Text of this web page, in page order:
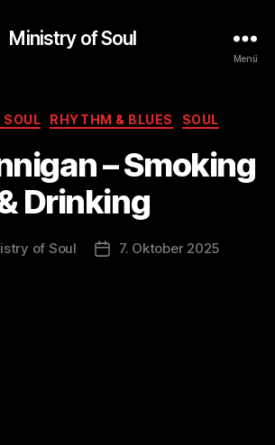
Ministry of Soul
Menü
Kategorien
SOUL RHYTHM & BLUES SOUL
– Smoking
Drinking
of Soul Veröffentlichungsdatum
7. Oktober 2025